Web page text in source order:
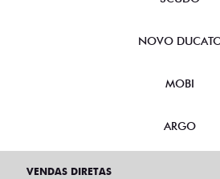
NOVO
MOBI
ARGO
VENDAS DIRETAS